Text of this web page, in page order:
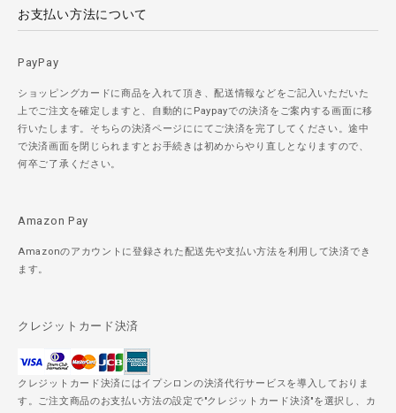
お支払い方法について
PayPay
ショッピングカードに商品を入れて頂き、配送情報などをご記入いただいた
上でご注文を確定しますと、自動的にPaypayでの決済をご案内する画面に移
行いたします。そちらの決済ページににてご決済を完了してください。途中
で決済画面を閉じられますとお手続きは初めからやり直しとなりますので、
何卒ご了承ください。
Amazon Pay
Amazonのアカウントに登録された配送先や支払い方法を利用して決済でき
ます。
クレジットカード決済
クレジットカード決済にはイプシロンの決済代行サービスを導入しておりま
す。ご注文商品のお支払い方法の設定で"クレジットカード決済"を選択し、カ